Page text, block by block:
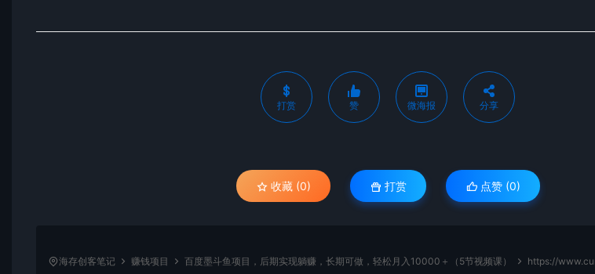
打赏 赞 微海报 分享
收藏 (0) 打赏 点赞 (0)
海存创客笔记 赚钱项目 百度墨斗鱼项目，后期实现躺赚，长期可做，轻松月入10000＋（5节视频课） https://